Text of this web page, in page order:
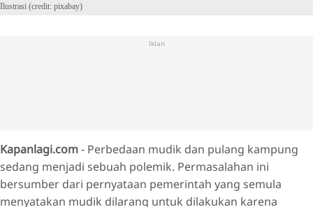
Ilustrasi (credit: pixabay)
Iklan
Kapanlagi.com- Perbedaan mudik dan pulang kampung
sedang menjadi sebuah polemik. Permasalahan ini
bersumber dari pernyataan pemerintah yang semula
menyatakan mudik dilarang untuk dilakukan karena